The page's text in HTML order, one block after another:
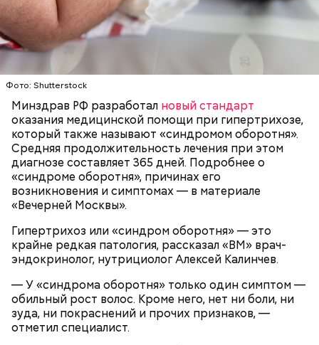
Фото: Shutterstock
Минздрав РФ разработал новый стандарт
оказания медицинской помощи при гипертрихозе,
который также называют «синдромом оборотня».
Средняя продолжительность лечения при этом
диагнозе составляет 365 дней. Подробнее о
«синдроме оборотня», причинах его
возникновения и симптомах — в материале
«Вечерней Москвы».
Гипертрихоз или «синдром оборотня» — это
крайне редкая патология, рассказал «ВМ» врач-
эндокринолог, нутрициолог Алексей Калинчев.
— У «синдрома оборотня» только один симптом —
обильный рост волос. Кроме него, нет ни боли, ни
зуда, ни покраснений и прочих признаков, —
отметил специалист.